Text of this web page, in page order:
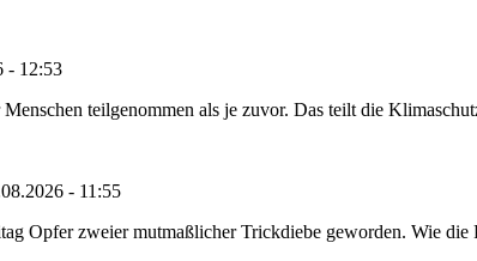
- 12:53
teilgenommen als je zuvor. Das teilt die
- 11:55
Opfer zweier mutmaßlicher Trickdiebe geworden. Wie